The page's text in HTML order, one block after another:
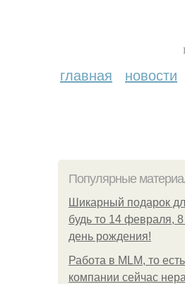
главная новости
Популярные
Шикарный подарок
будь то 14 февраля,
день рождения!
Работа в MLM, то
компании сейчас